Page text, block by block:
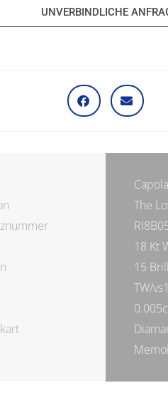
UNVERBINDLICHE
The
18 Kt
15
TW/